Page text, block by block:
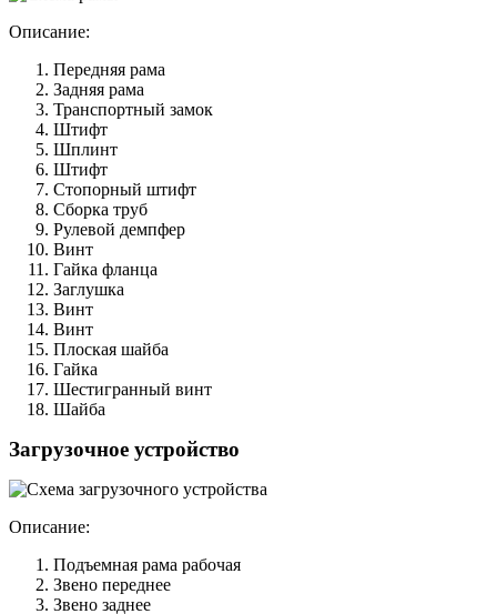
Описание:
Передняя рама
Задняя рама
Транспортный замок
Штифт
Шплинт
Штифт
Стопорный штифт
Сборка труб
Рулевой демпфер
Винт
Гайка фланца
Заглушка
Винт
Винт
Плоская шайба
Гайка
Шестигранный винт
Шайба
Загрузочное устройство
Описание:
Подъемная рама рабочая
Звено переднее
Звено заднее